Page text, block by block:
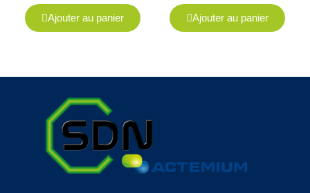
Ajouter au panier Ajouter au panier